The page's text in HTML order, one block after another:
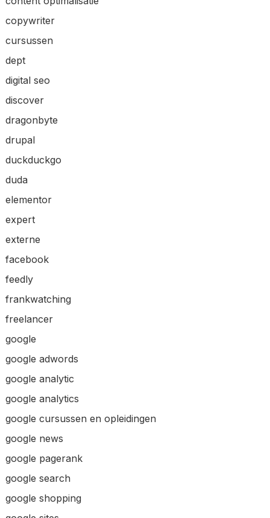
copywriter
cursussen
dept
digital seo
discover
dragonbyte
drupal
duckduckgo
duda
elementor
expert
externe
facebook
feedly
frankwatching
freelancer
google
google adwords
google analytic
google analytics
google cursussen en opleidingen
google news
google pagerank
google search
google shopping